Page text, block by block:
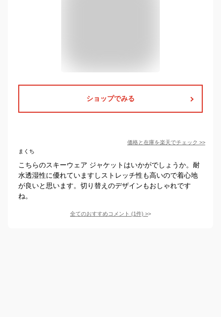
ショップでみる
価格と在庫を楽天でチェック >>
まくち
こちらのスキーウェア ジャケットはいかがでしょうか。耐
水透湿性に優れていますしストレッチ性も高いので着心地
が良いと思います。切り替えのデザインもおしゃれです
ね。
全てのおすすめコメント (1件) >